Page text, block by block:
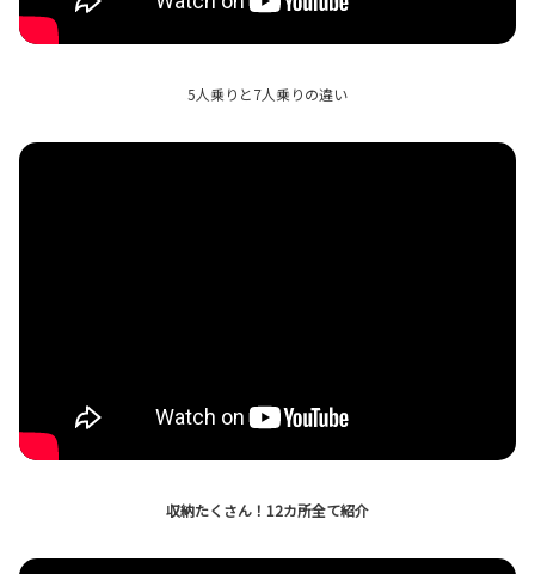
?rel=0&" frameborder="0" allow="autoplay; encrypted
-media" allowfullscreen>
5人乗りと7人乗りの違い
?rel=0&" frameborder="0" allow="autoplay; encrypted
-media" allowfullscreen>
収納たくさん！12カ所全て紹介